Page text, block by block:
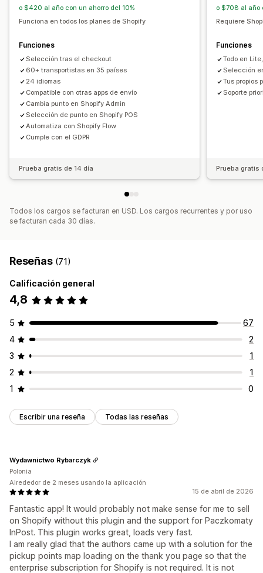
Renombrar opciones Geolocalización
Múltiples idiomas
Múltiples monedas Reglas personalizadas
o $420 al año con un ahorro del 10%
Funciona en todos los planes de Shopify
Funciones
Selección tras el checkout
60+ transportistas en 35 países
24 idiomas
Compatible con otras apps de envío
Cambia punto en Shopify Admin
Selección de punto en Shopify POS
Automatiza con Shopify Flow
Cumple con el GDPR
Prueba gratis de 14 día
o $708 al año
Requiere
Funciones
Todo en
Selección
Tus propios
Soporte
Prueba gratis
Todos los cargos se facturan en USD. Los cargos recurrentes y por uso
se facturan cada 30 días.
Reseñas (71)
Calificación general
4,8
5
67
4
2
3
1
2
1
1
0
Escribir una reseña Todas las reseñas
15 de abril de 2026
Fantastic app! It would probably not make sense for me to sell
on Shopify without this plugin and the support for Paczkomaty
InPost. This plugin works great, loads very fast.
I am really glad that the authors came up with a solution for the
pickup points map loading on the thank you page so that the
enterprise subscription for Shopify is not required. It is not
Wydawnictwo Rybarczyk
Polonia
Alrededor de 2 meses usando la aplicación